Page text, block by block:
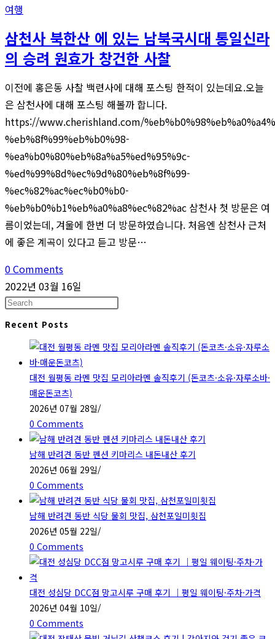
여행
삼천사 북한산 에 있는 남북국시대 통일신라
의 승려 원효가 창건한 사찰
이전에 홍은동 사찰 백련사에 대해 포스팅 한적이 있는데요.오늘
은 삼천사에 대해 포스팅 해볼까 합니다.
https://www.cherishland.com/
%eb%8f%99%eb%b0%98-
%ea%b0%80%eb%8a%a5%ed%95%9c-
%ed%99%8d%ec%9d%80%eb%8f%99-
%ec%82%ac%ec%b0%b0-
%eb%b0%b1%eb%a0%a8%ec%82%ac 삼천사 첫 방문은 여
름이었는데, 겨울에 한번 더 방문하였습니다. 처음엔 삼천사 근처
에 좋은 계곡이 있다고 듣고 방문…
0 Comments
2022년 03월 16일
Press
close
search
Recent Posts
대전 월평동 라멘 맛집 모리아라멘 솔직후기 (돈코츠·소유·자루소바·
매운돈코츠)
2026년 07월 28일/
0 Comments
남해 반려견 동반 펜션 키마리스 내돈내산 후기
2026년 06월 29일/
0 Comments
남해 반려견 동반 식당 물회 맛집, 삼천포일미횟집
2026년 05월 22일/
0 Comments
대전 성심당 DCC점 망고시루 구매 후기 ｜평일 웨이팅·주차·가격
2026년 04월 10일/
0 Comments